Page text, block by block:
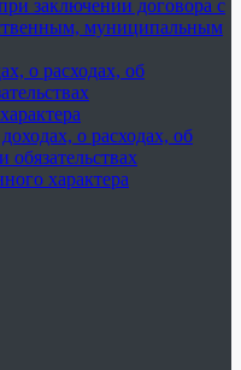
заключении договора с
муниципальным
о расходах, об
о расходах, об
обязательствах
характера